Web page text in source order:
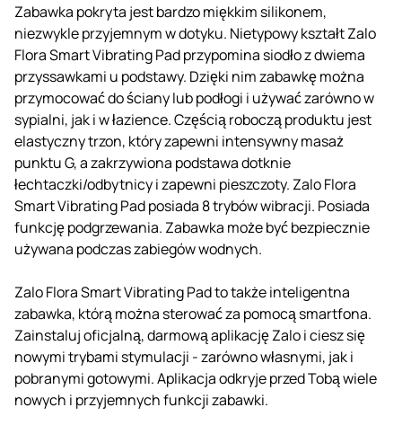
Zabawka pokryta jest bardzo miękkim silikonem,
niezwykle przyjemnym w dotyku. Nietypowy kształt Zalo
Flora Smart Vibrating Pad przypomina siodło z dwiema
przyssawkami u podstawy. Dzięki nim zabawkę można
przymocować do ściany lub podłogi i używać zarówno w
sypialni, jak i w łazience. Częścią roboczą produktu jest
elastyczny trzon, który zapewni intensywny masaż
punktu G, a zakrzywiona podstawa dotknie
łechtaczki/odbytnicy i zapewni pieszczoty. Zalo Flora
Smart Vibrating Pad posiada 8 trybów wibracji. Posiada
funkcję podgrzewania. Zabawka może być bezpiecznie
używana podczas zabiegów wodnych.
Zalo Flora Smart Vibrating Pad to także inteligentna
zabawka, którą można sterować za pomocą smartfona.
Zainstaluj oficjalną, darmową aplikację Zalo i ciesz się
nowymi trybami stymulacji - zarówno własnymi, jak i
pobranymi gotowymi. Aplikacja odkryje przed Tobą wiele
nowych i przyjemnych funkcji zabawki.